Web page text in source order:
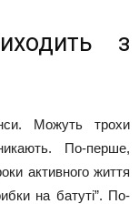
з
Можуть трохи
По-перше,
активного життя
на батуті”. По-